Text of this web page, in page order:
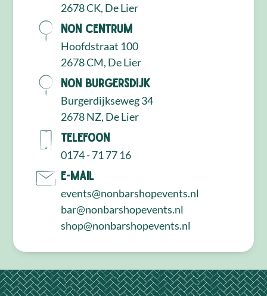
2678 CK, De Lier
NON Centrum
Hoofdstraat 100
2678 CM, De Lier
NON Burgersdijk
Burgerdijkseweg 34
2678 NZ, De Lier
Telefoon
0174 - 71 77 16
E-mail
events@nonbarshopevents.nl
bar@nonbarshopevents.nl
shop@nonbarshopevents.nl